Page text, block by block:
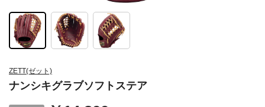
ZETT(ゼット)
ナンシキグラブソフトステア